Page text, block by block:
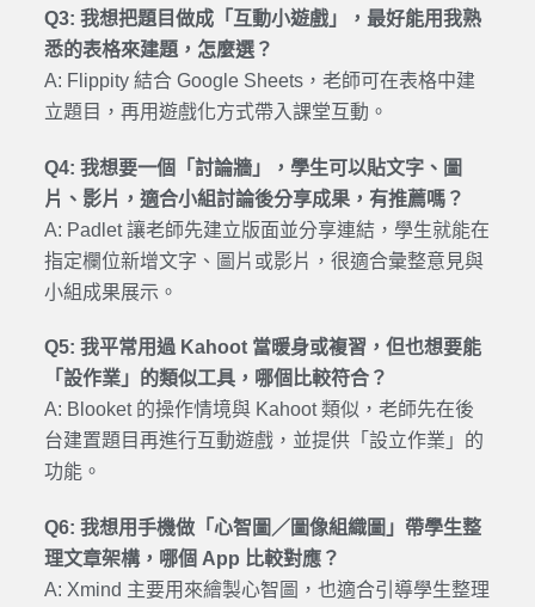
Q3: 我想把題目做成「互動小遊戲」，最好能用我熟
悉的表格來建題，怎麼選？
A: Flippity 結合 Google Sheets，老師可在表格中建
立題目，再用遊戲化方式帶入課堂互動。
Q4: 我想要一個「討論牆」，學生可以貼文字、圖
片、影片，適合小組討論後分享成果，有推薦嗎？
A: Padlet 讓老師先建立版面並分享連結，學生就能在
指定欄位新增文字、圖片或影片，很適合彙整意見與
小組成果展示。
Q5: 我平常用過 Kahoot 當暖身或複習，但也想要能
「設作業」的類似工具，哪個比較符合？
A: Blooket 的操作情境與 Kahoot 類似，老師先在後
台建置題目再進行互動遊戲，並提供「設立作業」的
功能。
Q6: 我想用手機做「心智圖／圖像組織圖」帶學生整
理文章架構，哪個 App 比較對應？
A: Xmind 主要用來繪製心智圖，也適合引導學生整理